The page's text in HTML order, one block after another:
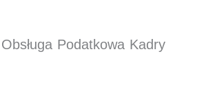
Podatkowa Kadry